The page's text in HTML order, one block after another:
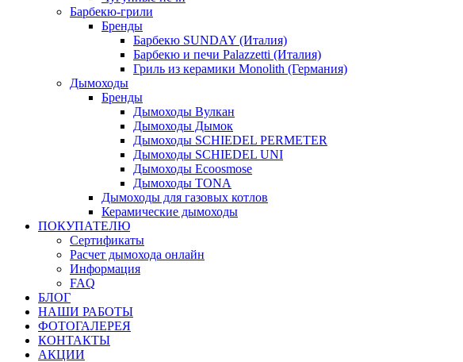
Барбекю-грили
Бренды
Барбекю SUNDAY (Италия)
Барбекю и печи Palazzetti (Италия)
Гриль из керамики Monolith (Германия)
Дымоходы
Бренды
Дымоходы Вулкан
Дымоходы Дымок
Дымоходы SCHIEDEL PERMETER
Дымоходы SCHIEDEL UNI
Дымоходы Ecoosmose
Дымоходы TONA
Дымоходы для газовых котлов
Керамические дымоходы
ПОКУПАТЕЛЮ
Сертификаты
Расчет дымохода онлайн
Информация
FAQ
БЛОГ
НАШИ РАБОТЫ
ФОТОГАЛЕРЕЯ
КОНТАКТЫ
АКЦИИ